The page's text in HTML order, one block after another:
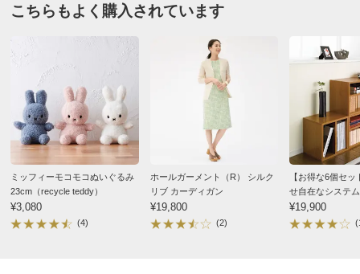
ホコリを取る方法として、パソコンのキーボード掃除用具
下記は100円ショップでも購入可能です。
・エアブラシ（空気を出しながらホコリを払えるブラシ）
・エアダスター（ノズルから気体を放出してホコリを吹き
飛ばすスプレー）
【ご注意！】
・フェイクグリーンはひとつひとつ手作りのため、サイ
ズ・形状・色の濃淡が個々に異なる場合があります。
・色褪せや破損を防ぐため、直射日光・火気・暖房器具の
熱が当たる場所・温度差の激しい場所には置かないでくだ
こちらもよく購入されています
ミッフィーモコモコぬいぐるみ
23cm（recycle teddy）
¥3,080
(4)
ホールガーメント（R） シルク
リブ カーディガン
¥19,800
(2)
【お得な6個セ
せ自在なシステ
¥19,900